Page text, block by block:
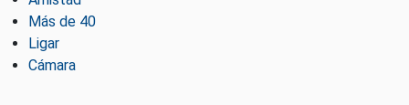
Más de 40
Ligar
Cámara